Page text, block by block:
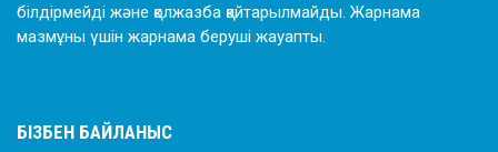
білдірмейді және қолжазба қайтарылмайды. Жарнама
мазмұны үшін жарнама беруші жауапты.
БІЗБЕН БАЙЛАНЫС